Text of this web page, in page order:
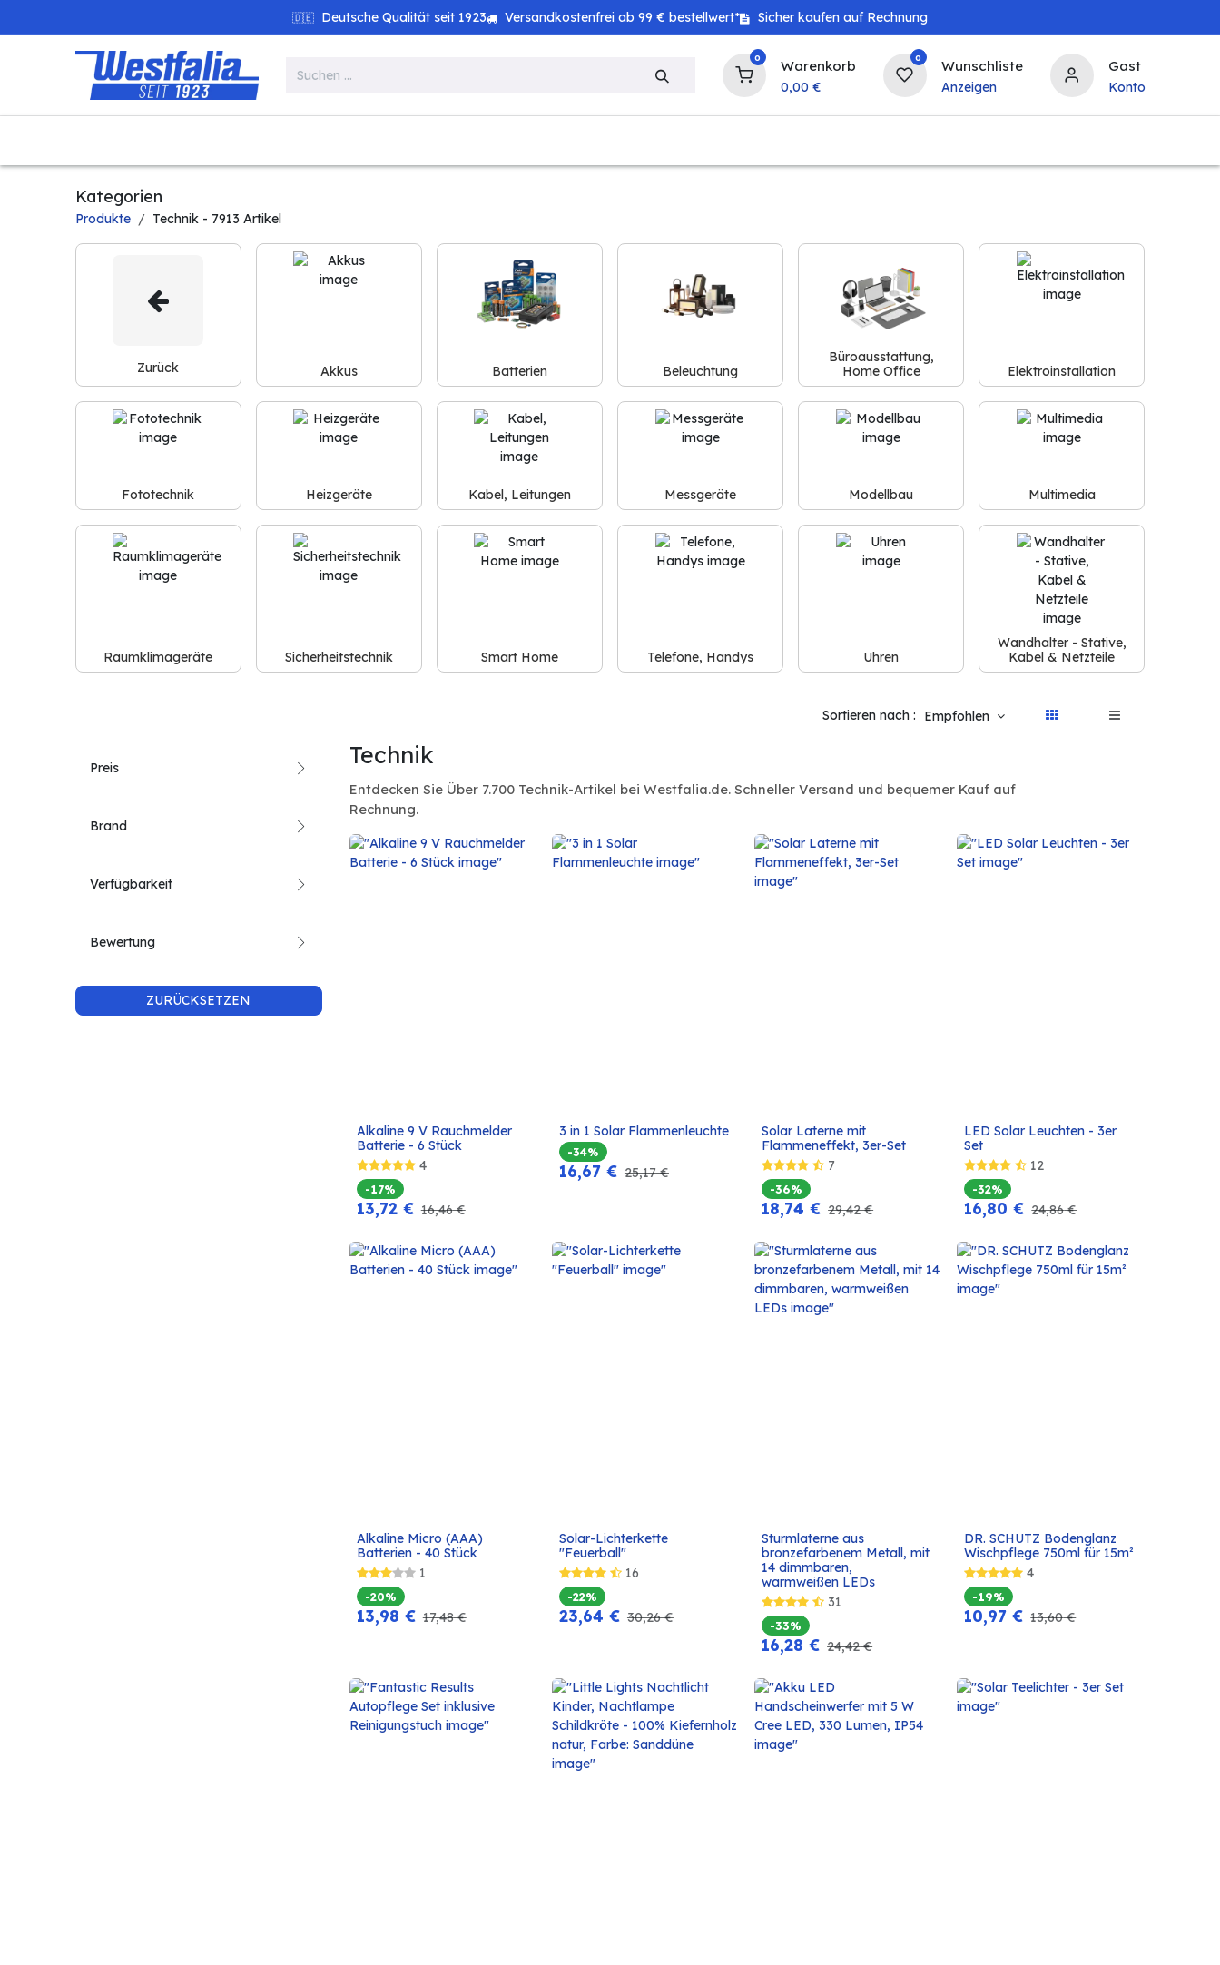
🇩🇪 Deutsche Qualität seit 1923 Versandkostenfrei ab 99 € bestellwert* Sicher kaufen auf Rechnung
0 Warenkorb
0,00 €
0 Wunschliste
Anzeigen
Gast
Konto
Kategorien
Produkte Technik- 7913 Artikel
Zurück Akkus Batterien Beleuchtung
Büroausstattung,
Home Office
Elektroinstallation
Fototechnik Heizgeräte Kabel, Leitungen Messgeräte Modellbau Multimedia
Raumklimageräte Sicherheitstechnik Smart Home Telefone, Handys Uhren
Wandhalter - Stative,
Kabel & Netzteile
Sortieren nach : Empfohlen
Preis
Brand
Verfügbarkeit
Bewertung
ZURÜCKSETZEN
Technik
Entdecken Sie Über 7.700 Technik-Artikel bei Westfalia.de. Schneller Versand und bequemer Kauf auf
Rechnung.
In den
Warenkorb
Alkaline 9 V Rauchmelder
Batterie - 6 Stück
4
-17%
13,72€ 16,46€
In den
3 in 1 Solar Flammenleuchte
-34%
16,67€ 25,17€
In den
Warenkorb
Solar Laterne mit
Flammeneffekt, 3er-Set
7
-36%
18,74 € 29,42€
In den
Warenkorb
LED Solar Leuchten - 3er
Set
12
-32%
16,80 € 24,86€
In den
Warenkorb
Alkaline Micro (AAA)
Batterien - 40 Stück
1
-20%
13,98 € 17,48€
In den
Warenkorb
Solar-Lichterkette
"Feuerball"
16
-22%
23,64 € 30,26€
In den
Warenkorb
Sturmlaterne aus
bronzefarbenem Metall, mit
14 dimmbaren,
warmweißen LEDs
31
-33%
16,28 € 24,42€
In den
Warenkorb
DR. SCHUTZ Bodenglanz
Wischpflege 750ml für 15m²
4
-19%
10,97 € 13,60€